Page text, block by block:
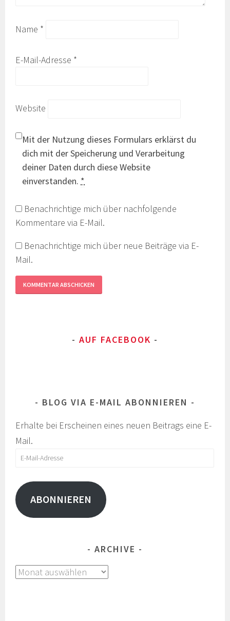
Name *
E-Mail-Adresse *
Website
Mit der Nutzung dieses Formulars erklärst du
dich mit der Speicherung und Verarbeitung
deiner Daten durch diese Website
einverstanden. *
Benachrichtige mich über nachfolgende
Kommentare via E-Mail.
Benachrichtige mich über neue Beiträge via E-
Mail.
AUF FACEBOOK
BLOG VIA E-MAIL ABONNIEREN
Erhalte bei Erscheinen eines neuen Beitrags eine E-
Mail.
E-
Adresse
ABONNIEREN
ARCHIVE
Archive